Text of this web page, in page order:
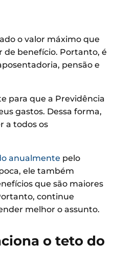
o valor máximo que
de benefício. Portanto, é
pensão e
para que a Previdência
gastos. Dessa forma,
a todos os
anualmente pelo
ele também
que são maiores
continue
melhor o assunto.
o teto do